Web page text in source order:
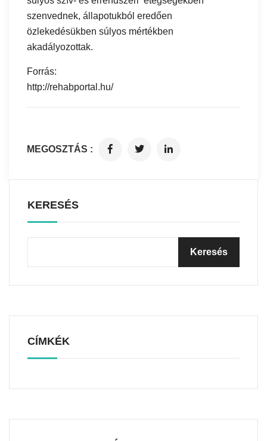
szenvednek, állapotukból eredően
özlekedésükben súlyos mértékben
akadályozottak.
Forrás:
http://rehabportal.hu/
MEGOSZTÁS :
KERESÉS
CÍMKÉK